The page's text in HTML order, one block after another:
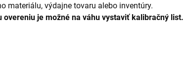
materiálu, výdajne tovaru alebo inventúry.
overeniu je možné na váhu vystaviť kalibračný list.